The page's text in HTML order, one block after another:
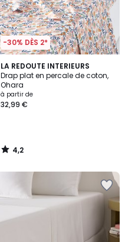
-30% DÈS 2*
LA REDOUTE INTERIEURS
Drap plat en percale de coton,
Ohara
à partir de
32,99 €
4,2
/ 5
4,2
/